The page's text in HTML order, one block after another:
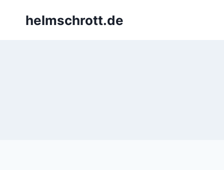
helmschrott.de